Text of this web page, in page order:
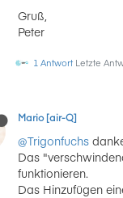
Gruß,
Peter
1 Antwort Letzte
Mario [air-Q]
@Trigonfuchs
Das
funktionieren.
Das Hinzufügen